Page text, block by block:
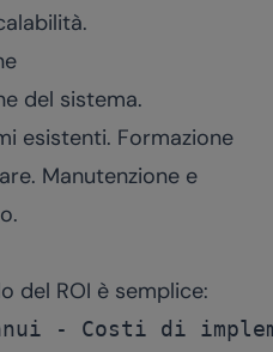
del sistema.
esistenti. Formazione
Manutenzione e
del ROI è semplice: